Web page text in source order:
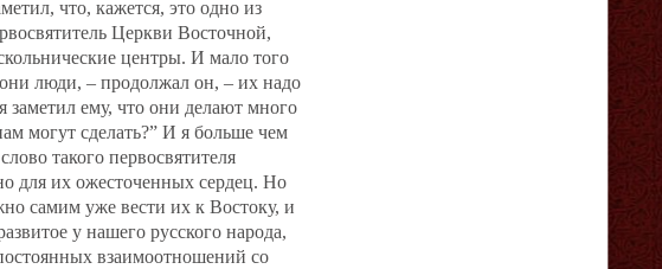
что, кажется, это одно из
Церкви Восточной,
центры. И мало того
люди, – продолжал он, – их надо
ему, что они делают много
могут сделать?” И я больше чем
такого первосвятителя
для их ожесточенных сердец. Но
самим уже вести их к Востоку, и
у нашего русского народа,
взаимоотношений со